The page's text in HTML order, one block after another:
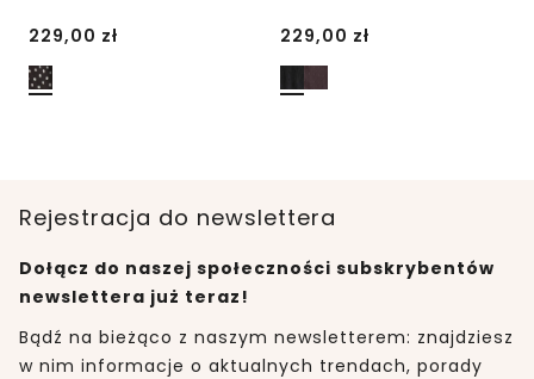
229,00 zł 229,00 zł
Rejestracja do newslettera
Dołącz do naszej społeczności subskrybentów
newslettera już teraz!
Bądź na bieżąco z naszym newsletterem: znajdziesz
w nim informacje o aktualnych trendach, porady